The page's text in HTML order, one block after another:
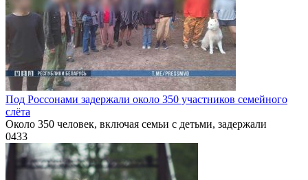
Под Россонами задержали около 350 участников семейного
слёта
Около 350 человек, включая семьи с детьми, задержали
0433